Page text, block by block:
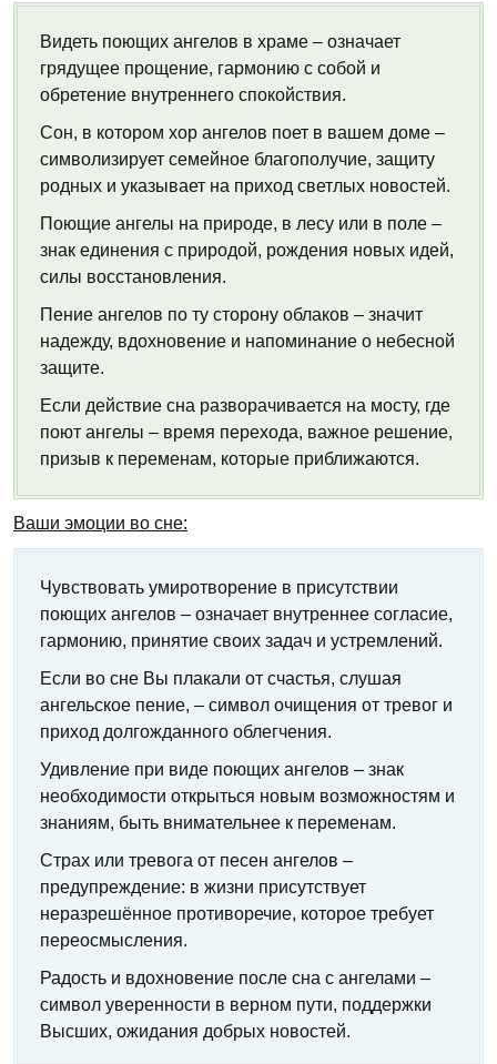
Видеть поющих ангелов в храме – означает
грядущее прощение, гармонию с собой и
обретение внутреннего спокойствия.
Сон, в котором хор ангелов поет в вашем доме –
символизирует семейное благополучие, защиту
родных и указывает на приход светлых новостей.
Поющие ангелы на природе, в лесу или в поле –
знак единения с природой, рождения новых идей,
силы восстановления.
Пение ангелов по ту сторону облаков – значит
надежду, вдохновение и напоминание о небесной
защите.
Если действие сна разворачивается на мосту, где
поют ангелы – время перехода, важное решение,
призыв к переменам, которые приближаются.
Ваши эмоции во сне:
Чувствовать умиротворение в присутствии
поющих ангелов – означает внутреннее согласие,
гармонию, принятие своих задач и устремлений.
Если во сне Вы плакали от счастья, слушая
ангельское пение, – символ очищения от тревог и
приход долгожданного облегчения.
Удивление при виде поющих ангелов – знак
необходимости открыться новым возможностям и
знаниям, быть внимательнее к переменам.
Страх или тревога от песен ангелов –
предупреждение: в жизни присутствует
неразрешённое противоречие, которое требует
переосмысления.
Радость и вдохновение после сна с ангелами –
символ уверенности в верном пути, поддержки
Высших, ожидания добрых новостей.